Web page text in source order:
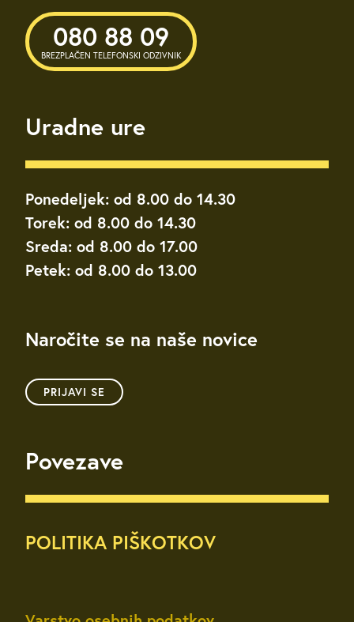
080 88 09
BREZPLAČEN TELEFONSKI ODZIVNIK
Uradne ure
Ponedeljek: od 8.00 do 14.30
Torek: od 8.00 do 14.30
Sreda: od 8.00 do 17.00
Petek: od 8.00 do 13.00
Naročite se na naše novice
PRIJAVI SE
Povezave
POLITIKA PIŠKOTKOV